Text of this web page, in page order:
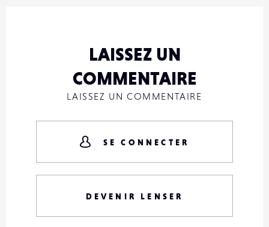
LAISSEZ UN
COMMENTAIRE
LAISSEZ UN COMMENTAIRE
SE CONNECTER
DEVENIR LENSER